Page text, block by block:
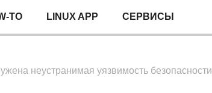
TO LINUX APP СЕРВИСЫ
неустранимая уязвимость безопасности